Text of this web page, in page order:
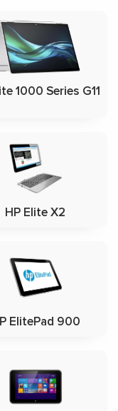
1000 Series G11
HP Elite X2
ElitePad 900